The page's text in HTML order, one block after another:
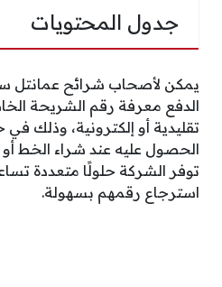
جدول المحتويات
يمكن لأصحاب شرائح عمانتل
الدفع معرفة رقم الشريحة
تقليدية أو إلكترونية، وذلك
الحصول عليه عند شراء الخط
توفر الشركة حلولًا متعددة
استرجاع رقمهم بسهولة.